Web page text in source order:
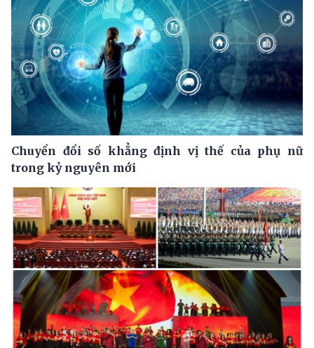
Chuyển đổi số khẳng định vị thế của phụ nữ
trong kỷ nguyên mới